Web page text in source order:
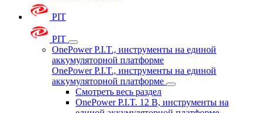
PIT
PIT
OnePower P.I.T., инструменты на единой
аккумуляторной платформе
OnePower P.I.T., инструменты на единой
аккумуляторной платформе
Смотреть весь раздел
OnePower P.I.T. 12 В, инструменты на